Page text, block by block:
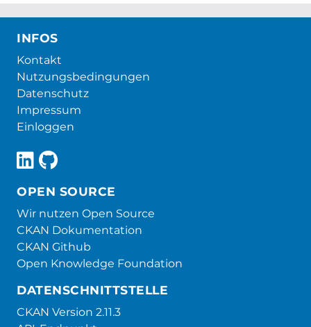
INFOS
Kontakt
Nutzungsbedingungen
Datenschutz
Impressum
Einloggen
OPEN SOURCE
Wir nutzen Open Source
CKAN Dokumentation
CKAN Github
Open Knowledge Foundation
DATENSCHNITTSTELLE
CKAN Version 2.11.3